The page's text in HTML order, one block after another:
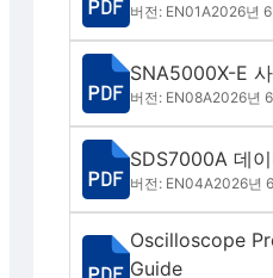
버전: EN01A2026년
SNA5000X-E
버전: EN08A2026년
SDS7000A 데
버전: EN04A2026년
Oscilloscope
Guide